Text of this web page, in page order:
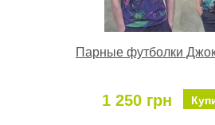
Парные футболки
1 250 грн